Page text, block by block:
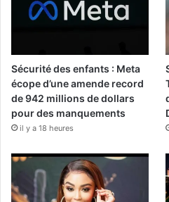
Sécurité des enfants : Meta
écope d’une amende record
de 942 millions de dollars
pour des manquements
il y a 18 heures